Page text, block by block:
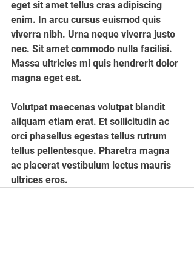
eget sit amet tellus cras adipiscing
enim. In arcu cursus euismod quis
viverra nibh. Urna neque viverra justo
nec. Sit amet commodo nulla facilisi.
Massa ultricies mi quis hendrerit dolor
magna eget est.
Volutpat maecenas volutpat blandit
aliquam etiam erat. Et sollicitudin ac
orci phasellus egestas tellus rutrum
tellus pellentesque. Pharetra magna
ac placerat vestibulum lectus mauris
ultrices eros.